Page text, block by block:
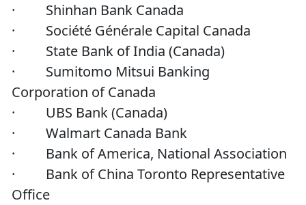
· Shinhan Bank Canada
· Société Générale Capital Canada
· State Bank of India (Canada)
· Sumitomo Mitsui Banking
Corporation of Canada
· UBS Bank (Canada)
· Walmart Canada Bank
· Bank of America, National Association
· Bank of China Toronto Representative
Office